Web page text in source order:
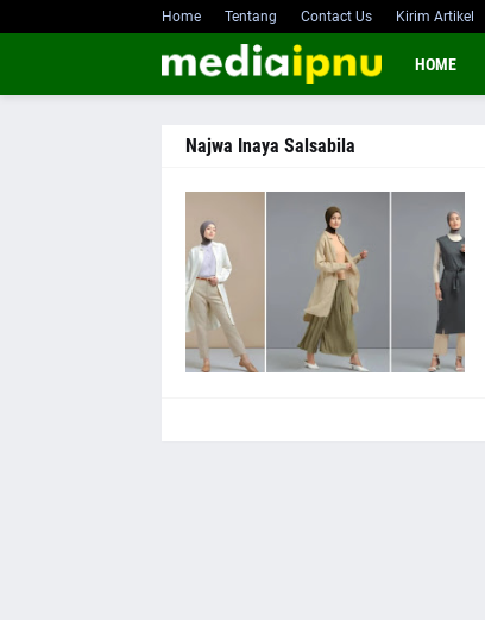
Home Tentang Contact Us Kirim Artikel
HOME
Najwa Inaya Salsabila